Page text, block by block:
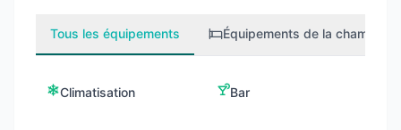
Tous les équipements Équipements de la chambre
Climatisation Bar